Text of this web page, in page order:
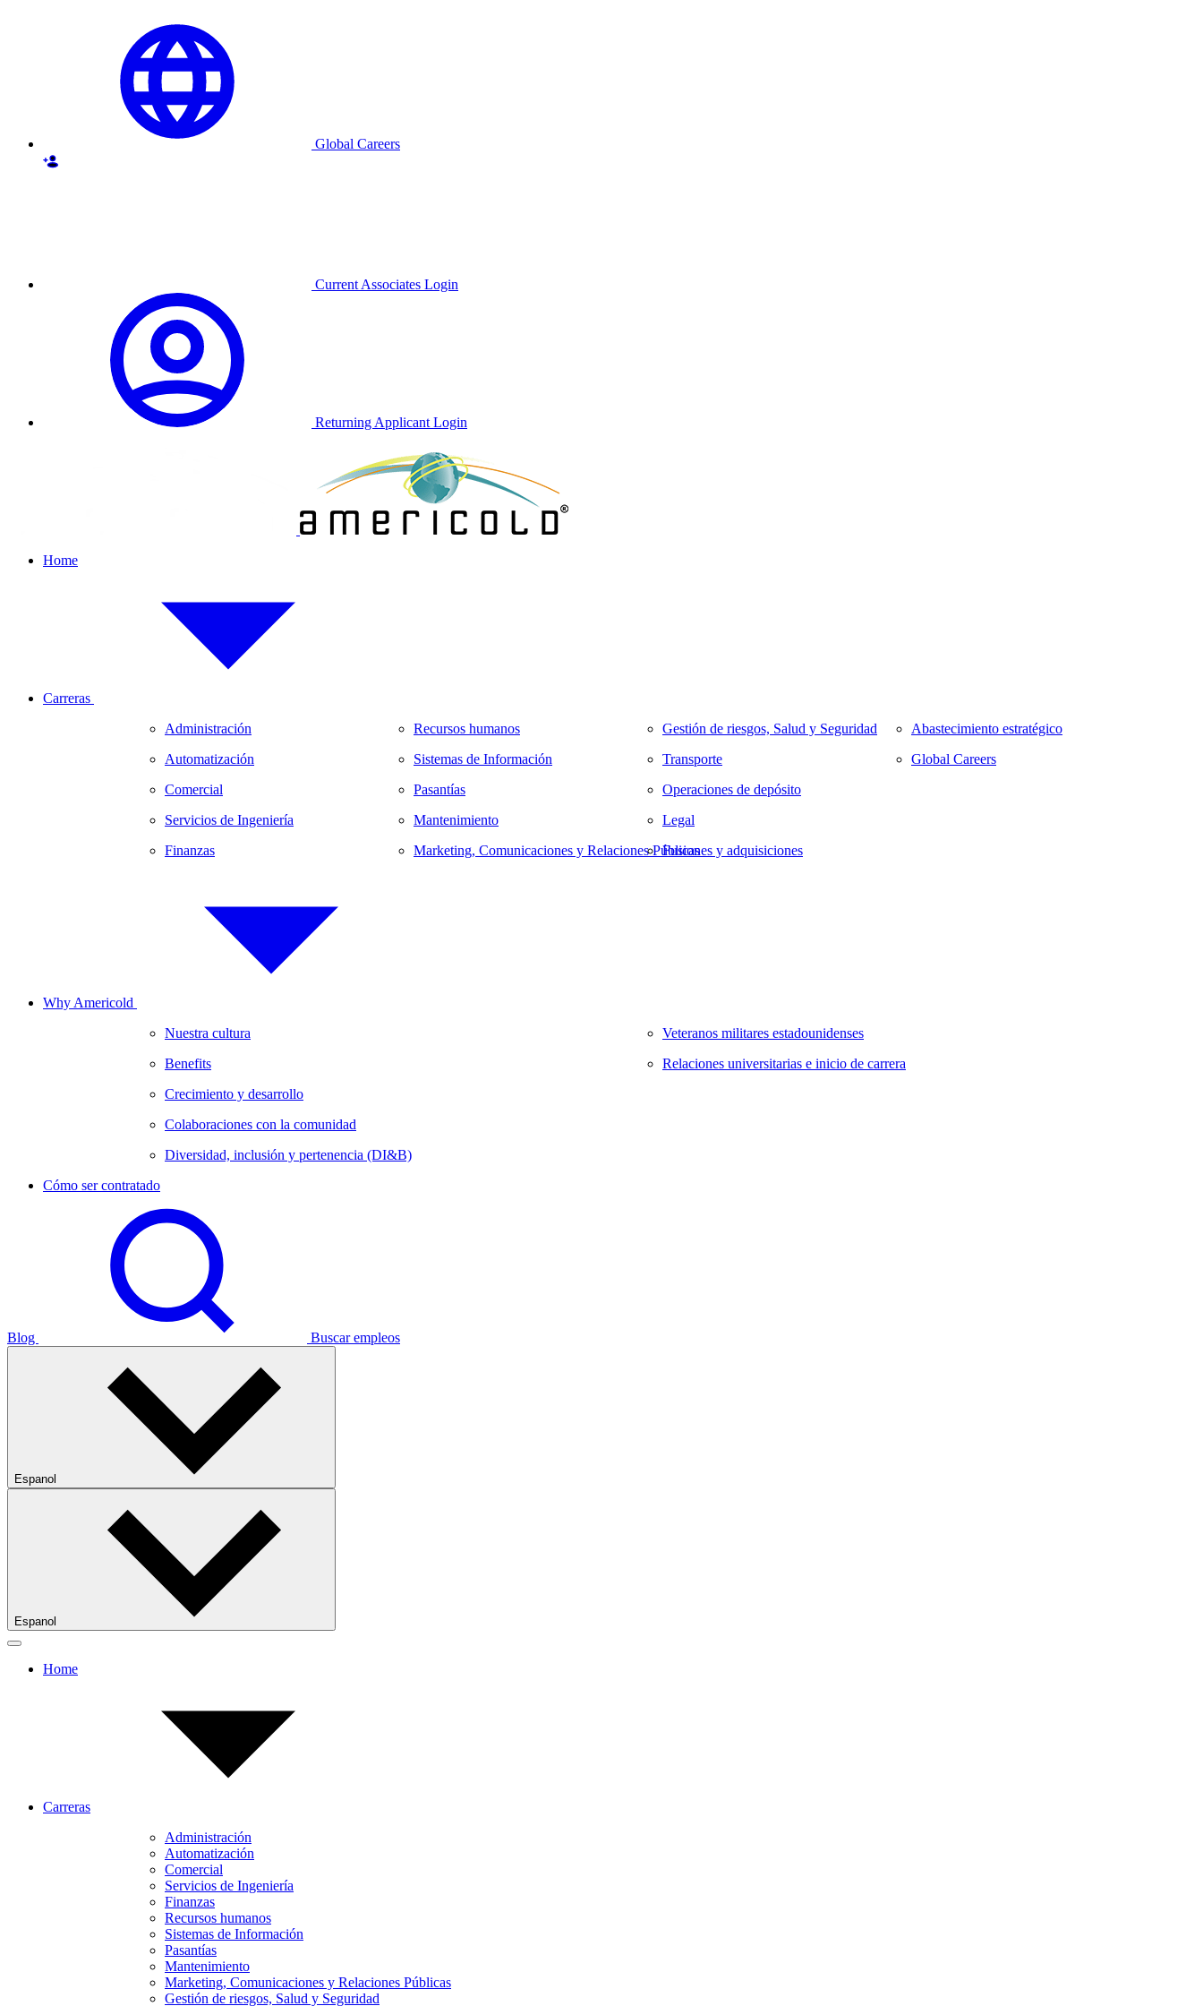
Global Careers
Current Associates Login
Returning Applicant Login
Home
Carreras
Administración
Automatización
Comercial
Servicios de Ingeniería
Finanzas
Recursos humanos
Sistemas de Información
Pasantías
Mantenimiento
Marketing, Comunicaciones y Relaciones Públicas
Gestión de riesgos, Salud y Seguridad
Transporte
Operaciones de depósito
Legal
Fusiones y adquisiciones
Abastecimiento estratégico
Global Careers
Why Americold
Nuestra cultura
Benefits
Crecimiento y desarrollo
Colaboraciones con la comunidad
Diversidad, inclusión y pertenencia (DI&B)
Veteranos militares estadounidenses
Relaciones universitarias e inicio de carrera
Cómo ser contratado
Blog Buscar empleos
Espanol
Espanol
Home
Carreras
Administración
Automatización
Comercial
Servicios de Ingeniería
Finanzas
Recursos humanos
Sistemas de Información
Pasantías
Mantenimiento
Marketing, Comunicaciones y Relaciones Públicas
Gestión de riesgos, Salud y Seguridad